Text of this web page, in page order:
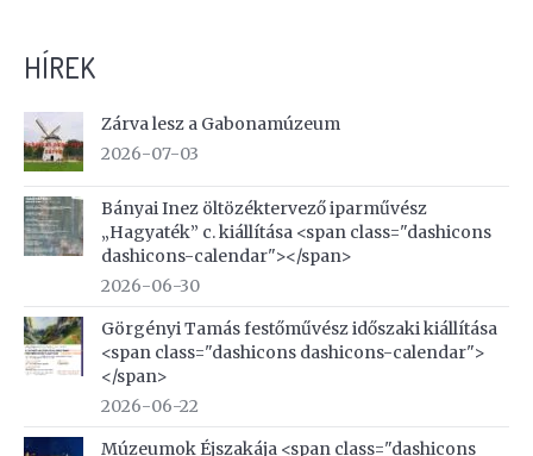
HÍREK
Zárva lesz a Gabonamúzeum
2026-07-03
Bányai Inez öltözéktervező iparművész
„Hagyaték” c. kiállítása <span class="dashicons
dashicons-calendar"></span>
2026-06-30
Görgényi Tamás festőművész időszaki kiállítása
<span class="dashicons dashicons-calendar">
</span>
2026-06-22
Múzeumok Éjszakája <span class="dashicons